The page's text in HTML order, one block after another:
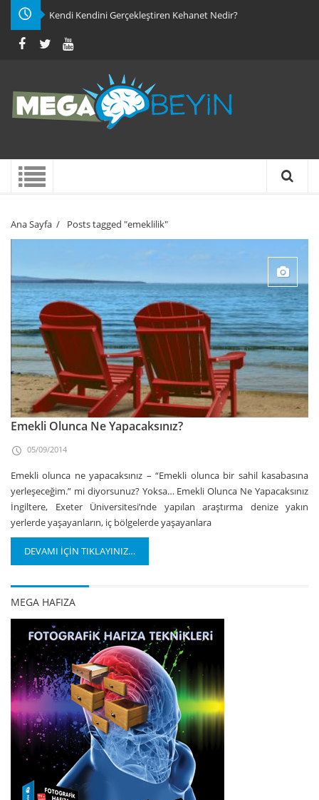
Kendi Kendini Gerçekleştiren Kehanet Nedir?
Ana Sayfa / Posts tagged "emeklilik"
Emekli Olunca Ne Yapacaksınız?
05/09/2014
Emekli olunca ne yapacaksınız – “Emekli olunca bir sahil kasabasına
yerleşeceğim.” mi diyorsunuz? Yoksa… Emekli Olunca Ne Yapacaksınız
İngiltere, Exeter Üniversitesi’nde yapılan araştırma denize yakın
yerlerde yaşayanların, iç bölgelerde yaşayanlara
DEVAMI İÇİN TIKLAYINIZ…
MEGA HAFIZA